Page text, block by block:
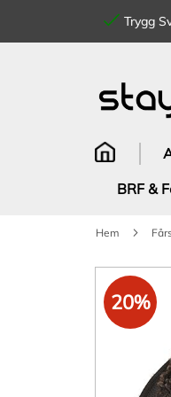
Trygg
innehållet
BRF &
Hem
Hoppa
till
slutet
20%